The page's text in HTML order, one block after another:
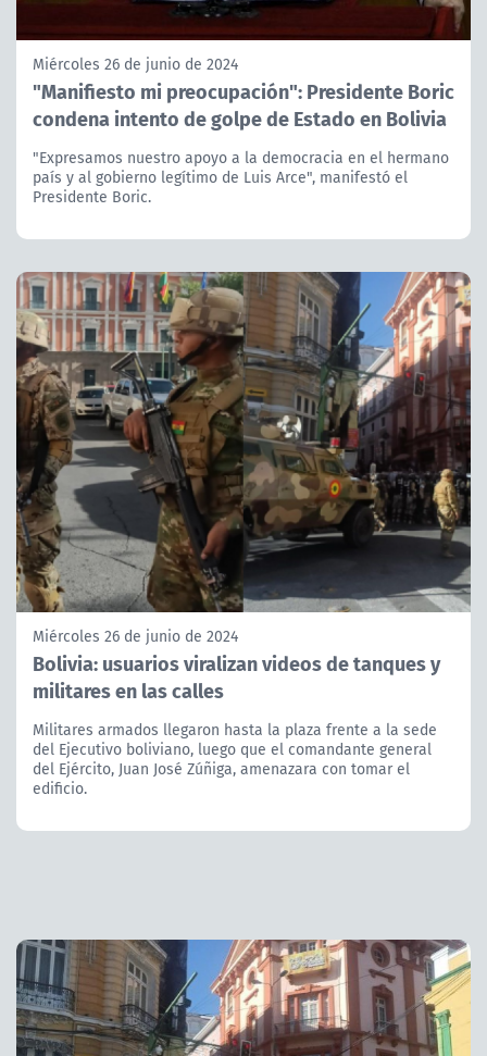
Miércoles 26 de junio de 2024
"Manifiesto mi preocupación": Presidente Boric
condena intento de golpe de Estado en Bolivia
"Expresamos nuestro apoyo a la democracia en el hermano
país y al gobierno legítimo de Luis Arce", manifestó el
Presidente Boric.
Miércoles 26 de junio de 2024
Bolivia: usuarios viralizan videos de tanques y
militares en las calles
Militares armados llegaron hasta la plaza frente a la sede
del Ejecutivo boliviano, luego que el comandante general
del Ejército, Juan José Zúñiga, amenazara con tomar el
edificio.